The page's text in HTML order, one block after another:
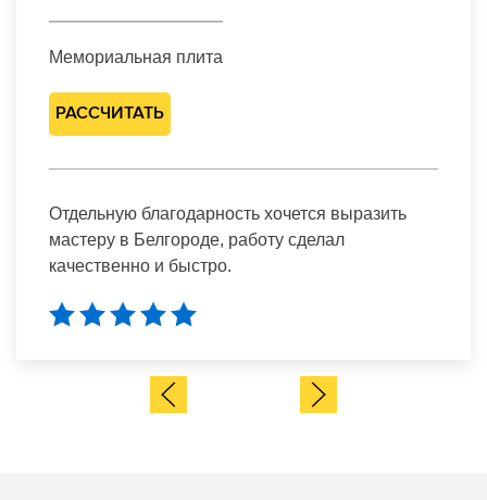
Мемориальная плита
РАССЧИТАТЬ
Отдельную благодарность хочется выразить
мастеру в Белгороде, работу сделал
качественно и быстро.